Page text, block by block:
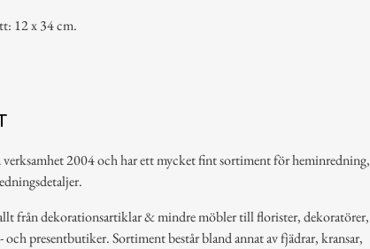
12 x 34 cm.
2004 och har ett mycket fint sortiment för heminredning,
från dekorationsartiklar & mindre möbler till florister, dekoratörer,
presentbutiker. Sortiment består bland annat av fjädrar, kransar,